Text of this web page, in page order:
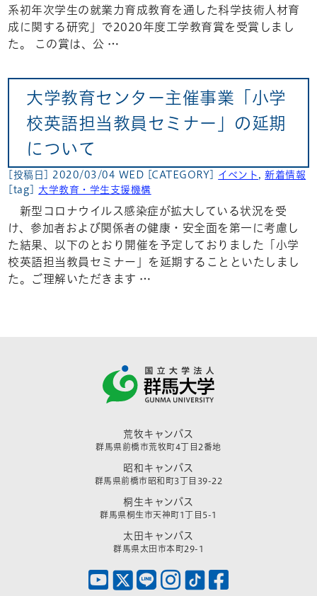
系初年次学生の就業力育成教育を通した科学技術人材育
成に関する研究」で2020年度工学教育賞を受賞しまし
た。 この賞は、公 …
大学教育センター主催事業「小学
校英語担当教員セミナー」の延期
について
[投稿日] 2020/03/04 WED [CATEGORY] イベント ,新着情報
[tag] 大学教育・学生支援機構
新型コロナウイルス感染症が拡⼤している状況を受
け、参加者および関係者の健康・安全面を第⼀に考慮し
た結果、以下のとおり開催を予定しておりました「小学
校英語担当教員セミナー」を延期することといたしまし
た。ご理解いただきます …
荒牧キャンパス
群馬県前橋市荒牧町4丁目2番地
昭和キャンパス
群馬県前橋市昭和町3丁目39-22
桐生キャンパス
群馬県桐生市天神町1丁目5-1
太田キャンパス
群馬県太田市本町29-1